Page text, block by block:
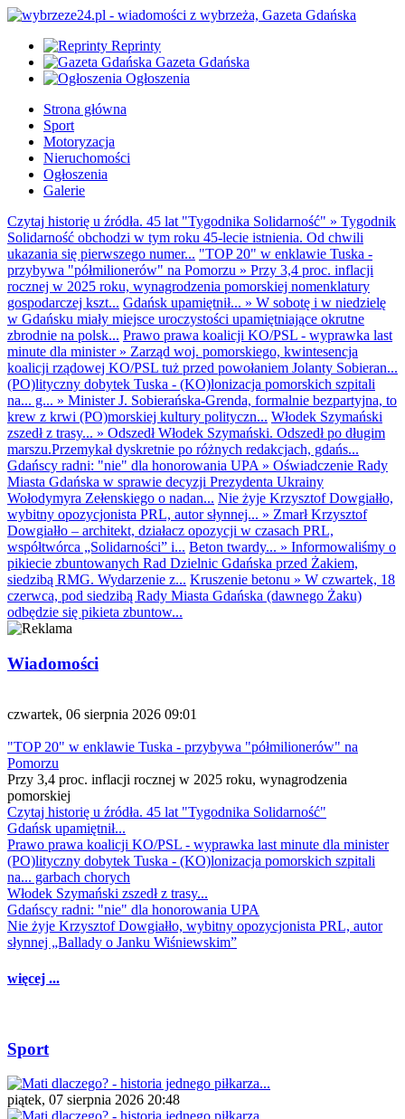
Reprinty
Gazeta Gdańska
Ogłoszenia
Strona główna
Sport
Motoryzacja
Nieruchomości
Ogłoszenia
Galerie
Czytaj historię u źródła. 45 lat "Tygodnika Solidarność" » Tygodnik
Solidarność obchodzi w tym roku 45-lecie istnienia. Od chwili
ukazania się pierwszego numer... "TOP 20" w enklawie Tuska -
przybywa "półmilionerów" na Pomorzu » Przy 3,4 proc. inflacji
rocznej w 2025 roku, wynagrodzenia pomorskiej nomenklatury
gospodarczej kszt... Gdańsk upamiętnił... » W sobotę i w niedzielę
w Gdańsku miały miejsce uroczystości upamiętniające okrutne
zbrodnie na polsk... Prawo prawa koalicji KO/PSL - wyprawka last
minute dla minister» Zarząd woj. pomorskiego, kwintesencja
koalicji rządowej KO/PSL tuż przed powołaniem Jolanty Sobieran...
(PO)lityczny dobytek Tuska - (KO)lonizacja pomorskich szpitali
na... g... » Minister J. Sobierańska-Grenda, formalnie bezpartyjna, to
krew z krwi (PO)morskiej kultury polityczn... Włodek Szymański
zszedł z trasy... » Odszedł Włodek Szymański. Odszedł po długim
marszu.Przemykał dyskretnie po różnych redakcjach, gdańs...
Gdańscy radni: "nie" dla honorowania UPA » Oświadczenie Rady
Miasta Gdańska w sprawie decyzji Prezydenta Ukrainy
Wołodymyra Zełenskiego o nadan... Nie żyje Krzysztof Dowgiałło,
wybitny opozycjonista PRL, autor słynnej... » Zmarł Krzysztof
Dowgiałło – architekt, działacz opozycji w czasach PRL,
współtwórca „Solidarności” i... Beton twardy... » Informowaliśmy o
pikiecie zbuntowanych Rad Dzielnic Gdańska przed Żakiem,
siedzibą RMG. Wydarzenie z... Kruszenie betonu » W czwartek, 18
czerwca, pod siedzibą Rady Miasta Gdańska (dawnego Żaku)
odbędzie się pikieta zbuntow...
Wiadomości
czwartek, 06 sierpnia 2026 09:01
"TOP 20" w enklawie Tuska - przybywa "półmilionerów" na
Pomorzu
Przy 3,4 proc. inflacji rocznej w 2025 roku, wynagrodzenia
pomorskiej
Czytaj historię u źródła. 45 lat "Tygodnika Solidarność"
Gdańsk upamiętnił...
Prawo prawa koalicji KO/PSL - wyprawka last minute dla minister
(PO)lityczny dobytek Tuska - (KO)lonizacja pomorskich szpitali
na... garbach chorych
Włodek Szymański zszedł z trasy...
Gdańscy radni: "nie" dla honorowania UPA
Nie żyje Krzysztof Dowgiałło, wybitny opozycjonista PRL, autor
słynnej „Ballady o Janku Wiśniewskim”
więcej ...
Sport
piątek, 07 sierpnia 2026 20:48